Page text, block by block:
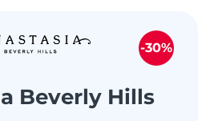
Beverly Hills
-30%